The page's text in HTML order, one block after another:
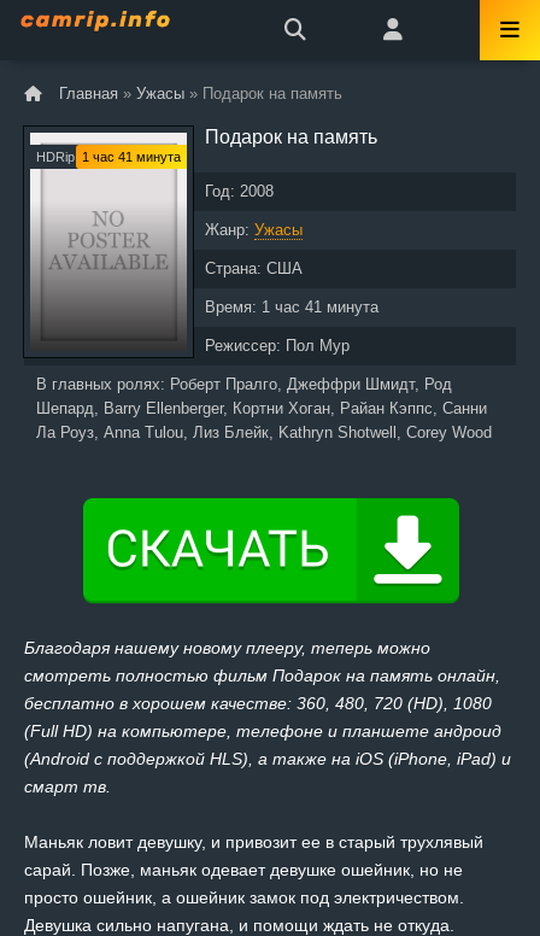
Главная » Ужасы » Подарок на память
HDRip 1 час 41 минута
Подарок на память
Год: 2008
Жанр: Ужасы
Страна: США
Время: 1 час 41 минута
Режиссер: Пол Мур
В главных ролях: Роберт Пралго, Джеффри Шмидт, Род
Шепард, Barry Ellenberger, Кортни Хоган, Райан Кэппс, Санни
Ла Роуз, Anna Tulou, Лиз Блейк, Kathryn Shotwell, Corey Wood
Благодаря нашему новому плееру, теперь можно
смотреть полностью фильм Подарок на память онлайн,
бесплатно в хорошем качестве: 360, 480, 720 (HD), 1080
(Full HD) на компьютере, телефоне и планшете андроид
(Android с поддержкой HLS), а также на iOS (iPhone, iPad) и
смарт тв.
Маньяк ловит девушку, и привозит ее в старый трухлявый
сарай. Позже, маньяк одевает девушке ошейник, но не
просто ошейник, а ошейник замок под электричеством.
Девушка сильно напугана, и помощи ждать не откуда.